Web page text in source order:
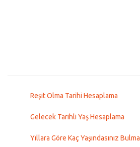
Reşit Olma Tarihi Hesaplama
Gelecek Tarihli Yaş Hesaplama
Yıllara Göre Kaç Yaşındasınız Bulma